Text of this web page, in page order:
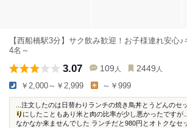
【西船橋駅3分】サク飲み歓迎！お子様連れ安心
4名～
3.07 109 人 2449 人
￥2,000～￥2,999 ～￥999
...注文したのは日替わりランチの焼き鳥丼とうどんのセ
り にしたこともあり米と肉の比率が少し悪かったですが
なかなか来ませんでした ランチだと980円とオトクなセ